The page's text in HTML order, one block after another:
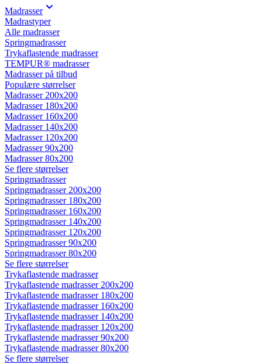
Madrasser
Madrastyper
Alle madrasser
Springmadrasser
Trykaflastende madrasser
TEMPUR® madrasser
Madrasser på tilbud
Populære størrelser
Madrasser 200x200
Madrasser 180x200
Madrasser 160x200
Madrasser 140x200
Madrasser 120x200
Madrasser 90x200
Madrasser 80x200
Se flere størrelser
Springmadrasser
Springmadrasser 200x200
Springmadrasser 180x200
Springmadrasser 160x200
Springmadrasser 140x200
Springmadrasser 120x200
Springmadrasser 90x200
Springmadrasser 80x200
Se flere størrelser
Trykaflastende madrasser
Trykaflastende madrasser 200x200
Trykaflastende madrasser 180x200
Trykaflastende madrasser 160x200
Trykaflastende madrasser 140x200
Trykaflastende madrasser 120x200
Trykaflastende madrasser 90x200
Trykaflastende madrasser 80x200
Se flere størrelser